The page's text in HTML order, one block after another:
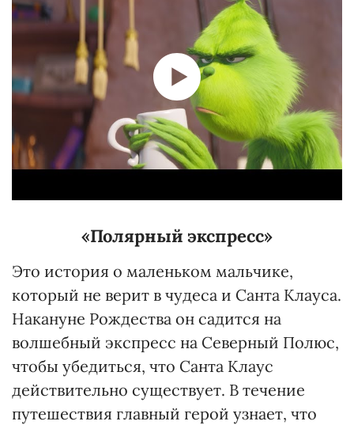
«Полярный экспресс»
Это история о маленьком мальчике,
который не верит в чудеса и Санта Клауса.
Накануне Рождества он садится на
волшебный экспресс на Северный Полюс,
чтобы убедиться, что Санта Клаус
действительно существует. В течение
путешествия главный герой узнает, что